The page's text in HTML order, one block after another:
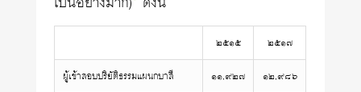
๒๕๑๕
๒๕๑๗
ผู้เข้าสอบปริยัติธรรมแผนกบาลี
๑๑,๙๒๗
๑๒,๙๘๖